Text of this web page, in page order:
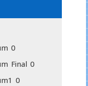
0
Final 0
0